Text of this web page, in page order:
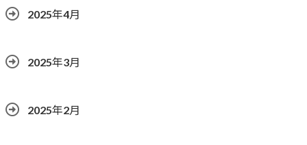
2025年4月
2025年3月
2025年2月